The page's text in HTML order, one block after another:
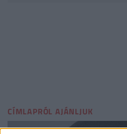
CÍMLAPRÓL AJÁNLJUK